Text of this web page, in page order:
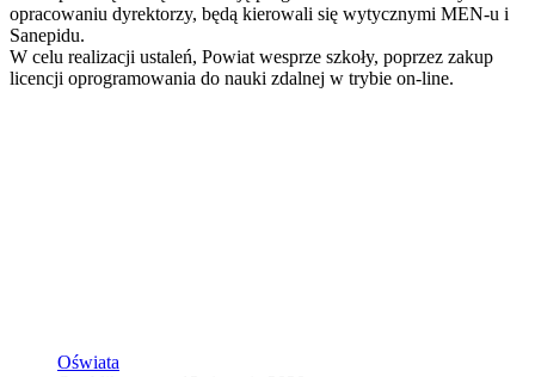
opracowaniu dyrektorzy, będą kierowali się wytycznymi MEN-u i
Sanepidu.
W celu realizacji ustaleń, Powiat wesprze szkoły, poprzez zakup
licencji oprogramowania do nauki zdalnej w trybie on-line.
Oświata